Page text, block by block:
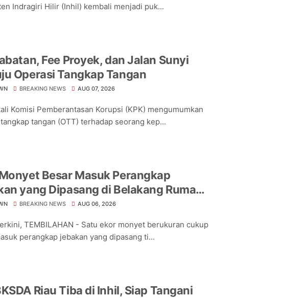
Indragiri Hilir (Inhil) kembali menjadi puk...
Fee Proyek, dan Jalan Sunyi
Operasi Tangkap Tangan
BREAKING NEWS AUG 07, 2026
Komisi Pemberantasan Korupsi (KPK) mengumumkan
tangan (OTT) terhadap seorang kep...
Besar Masuk Perangkap
yang Dipasang di Belakang Rumah
Tampomas
BREAKING NEWS AUG 06, 2026
TEMBILAHAN - Satu ekor monyet berukuran cukup
perangkap jebakan yang dipasang ti...
Riau Tiba di Inhil, Siap Tangani